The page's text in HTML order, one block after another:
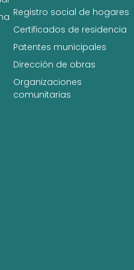
Registro social de hogares
Certificados de residencia
Patentes municipales
Dirección de obras
Organizaciones
comunitarias